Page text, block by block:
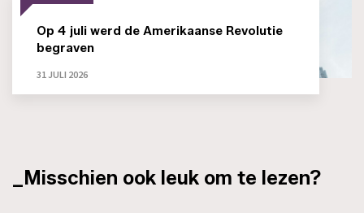
Op 4 juli werd de Amerikaanse Revolutie
begraven
31 JULI 2026
_Misschien ook leuk om te lezen?